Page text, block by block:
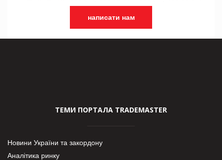
написати нам
ТЕМИ ПОРТАЛА TRADEMASTER
Новини України та закордону
Аналітика ринку